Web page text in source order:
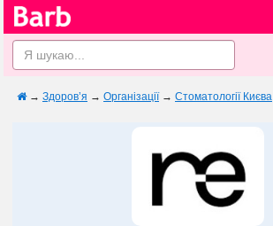
→ Здоров’я → Організації → Стоматології Києва